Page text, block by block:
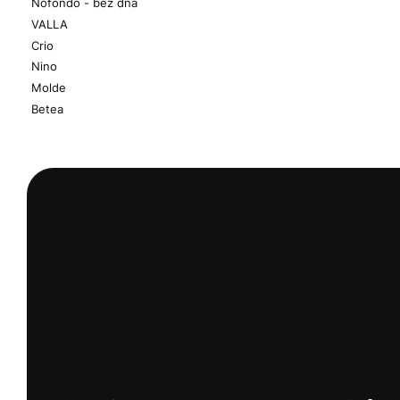
VALLA
Crio
Nino
Molde
Betea